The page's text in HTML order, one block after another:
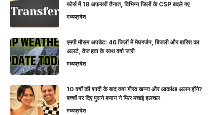
फोर्स में 18 अफसरों तैनात, विभिन्न जिलों के CSP बदले गए
मध्यप्रदेश
एमपी मौसम अपडेट: 46 जिलों में मेघगर्जन, बिजली और बारिश का
अलर्ट, तेज हवा के साथ वर्षा जारी
मध्यप्रदेश
10 वर्षों की शादी के बाद क्या गौरव खन्ना और आकांक्षा अलग होंगे?
बच्चों पर दिए पुराने बयान ने फिर मचाई हलचल
मध्यप्रदेश